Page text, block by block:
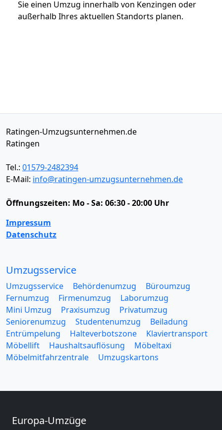
Sie einen Umzug innerhalb von Kenzingen oder
außerhalb Ihres aktuellen Standorts planen.
Ratingen-Umzugsunternehmen.de
Ratingen
Tel.: 01579-2482394
E-Mail: info@ratingen-umzugsunternehmen.de
Öffnungszeiten: Mo - Sa: 06:30 - 20:00 Uhr
Impressum
Datenschutz
Umzugsservice
Umzugsservice Behördenumzug
Büroumzug
Fernumzug
Firmenumzug
Laborumzug
Mini Umzug
Praxisumzug
Privatumzug
Seniorenumzug
Studentenumzug
Beiladung
Entrümpelung
Halteverbotszone
Klaviertransport
Möbellift
Haushaltsauflösung
Möbeltaxi
Möbelmitfahrzentrale
Umzugskartons
Europa-Umzüge